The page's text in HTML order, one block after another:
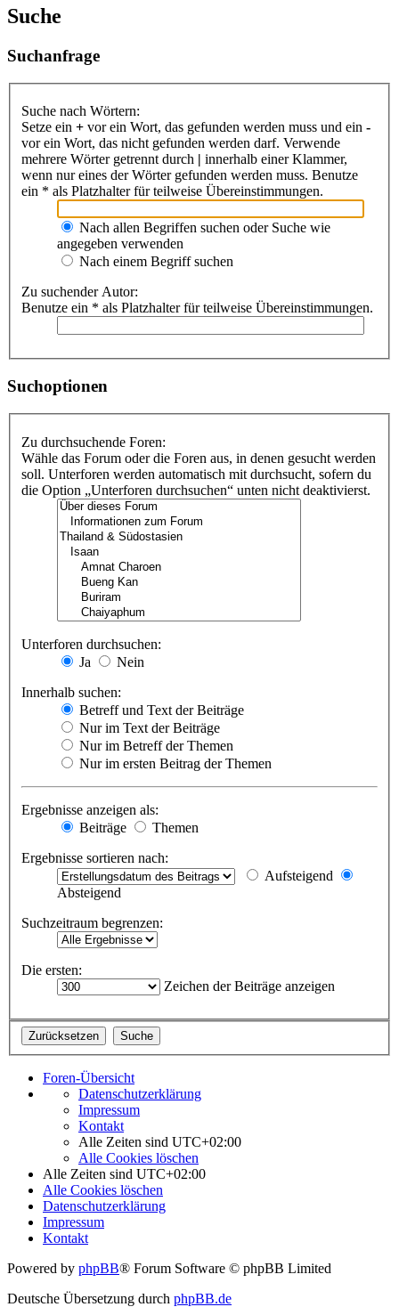
Suche
Suchanfrage
Suche nach Wörtern:
Setze ein + vor ein Wort, das gefunden werden muss und ein -
vor ein Wort, das nicht gefunden werden darf. Verwende
mehrere Wörter getrennt durch
innerhalb einer Klammer,
wenn nur eines der Wörter gefunden werden muss. Benutze
ein * als Platzhalter für teilweise Übereinstimmungen.
Nach allen Begriffen suchen oder Suche wie
angegeben verwenden
Nach einem Begriff suchen
Zu suchender Autor:
Benutze ein * als Platzhalter für teilweise Übereinstimmungen.
Suchoptionen
Zu durchsuchende Foren:
Wähle das Forum oder die Foren aus, in denen gesucht werden
soll. Unterforen werden automatisch mit durchsucht, sofern du
die Option „Unterforen durchsuchen“ unten nicht deaktivierst.
Unterforen durchsuchen:
Ja
Nein
Innerhalb suchen:
Betreff und Text der Beiträge
Nur im Text der Beiträge
Nur im Betreff der Themen
Nur im ersten Beitrag der Themen
Ergebnisse anzeigen als:
Beiträge
Themen
Ergebnisse sortieren nach:
Aufsteigend
Absteigend
Suchzeitraum begrenzen:
Die ersten:
Zeichen der Beiträge anzeigen
Foren-Übersicht
Datenschutzerklärung
Impressum
Kontakt
Alle Zeiten sind UTC+02:00
Alle Cookies löschen
Alle Zeiten sind UTC+02:00
Alle Cookies löschen
Datenschutzerklärung
Impressum
Kontakt
Powered by phpBB® Forum Software © phpBB Limited
Deutsche Übersetzung durch phpBB.de